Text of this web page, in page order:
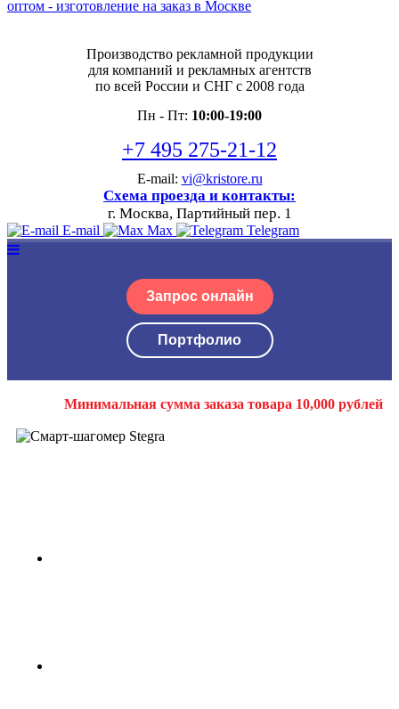
Производство рекламной продукции
для компаний и рекламных агентств
по всей России и СНГ с 2008 года
Пн - Пт: 10:00-19:00
+7 495 275-21-12
E-mail: vi@kristore.ru
Схема проезда и контакты:
г. Москва, Партийный пер. 1
E-mail Max Telegram
Запрос онлайн
Портфолио
Минимальная сумма заказа товара 10,000 рублей